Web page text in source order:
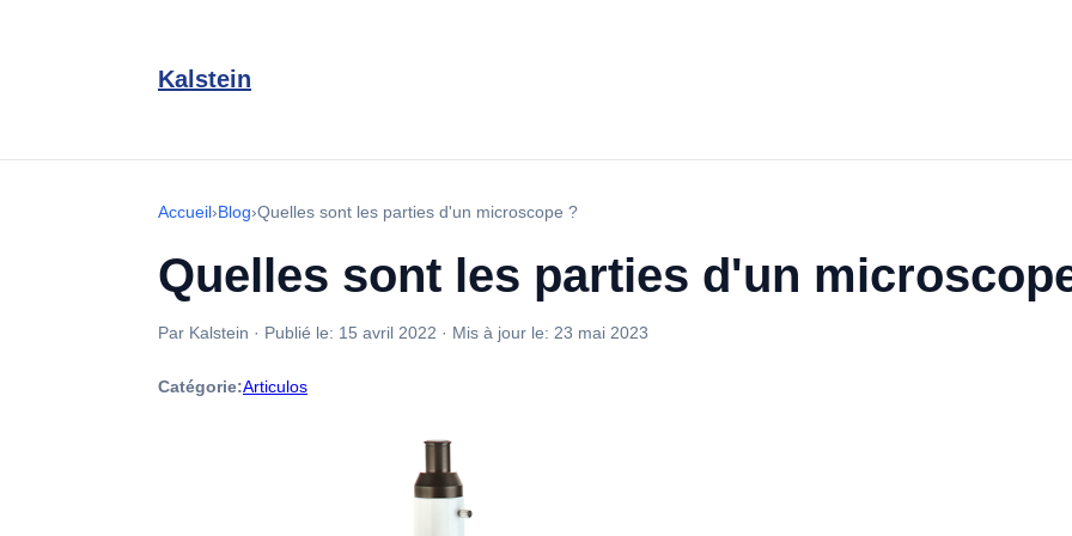
Kalstein
Accueil›Blog›Quelles sont les parties d'un microscope ?
Quelles sont les parties d'un
Par Kalstein · Publié le: 15 avril 2022 · Mis à jour le: 23 mai 2023
Catégorie:Articulos